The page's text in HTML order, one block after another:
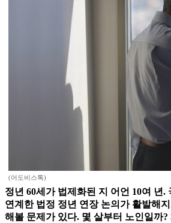
(어도비스톡)
정년 60세가 법제화된 지 어언 10여 년.
연계한 법정 정년 연장 논의가 활발해
해볼 문제가 있다. 몇 살부터 노인일까?